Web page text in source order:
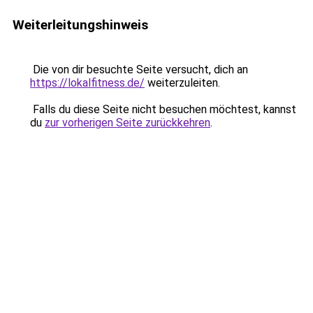
Weiterleitungshinweis
Die von dir besuchte Seite versucht, dich an
https://lokalfitness.de/ weiterzuleiten.
Falls du diese Seite nicht besuchen möchtest, kannst
du zur vorherigen Seite zurückkehren.